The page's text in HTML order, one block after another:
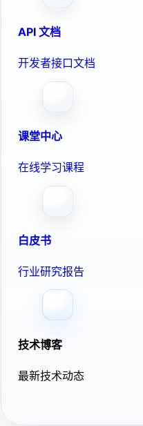
API 文档
开发者接口文档
课堂中心
在线学习课程
白皮书
行业研究报告
技术博客
最新技术动态